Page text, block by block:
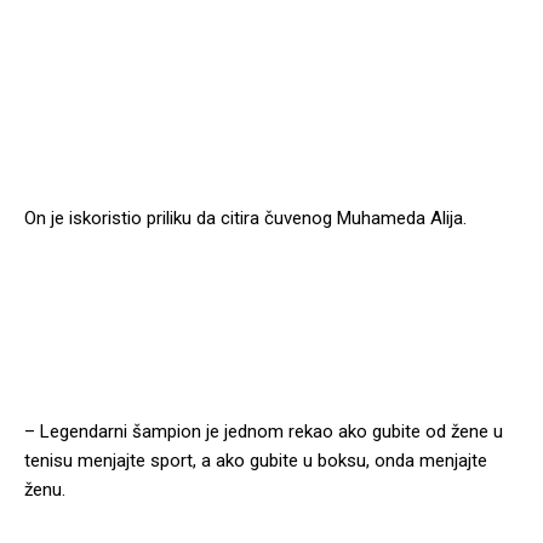
On je iskoristio priliku da citira čuvenog Muhameda Alija.
– Legendarni šampion je jednom rekao ako gubite od žene u
tenisu menjajte sport, a ako gubite u boksu, onda menjajte
ženu.